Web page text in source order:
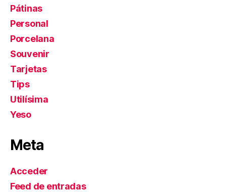
Pátinas
Personal
Porcelana
Souvenir
Tarjetas
Tips
Utilísima
Yeso
Meta
Acceder
Feed de entradas